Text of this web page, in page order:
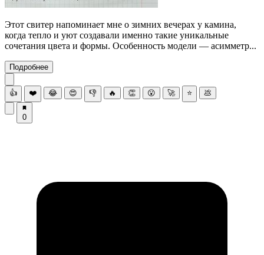
Этот свитер напоминает мне о зимних вечерах у камина,
когда тепло и уют создавали именно такие уникальные
сочетания цвета и формы. Особенность модели — асимметр...
Подробнее
👍 ❤️ 😂 😍 👎 🔥 👏 😮 🚀 ⭐ 💩
0